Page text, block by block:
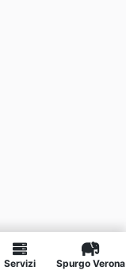
Servizi Spurgo Verona